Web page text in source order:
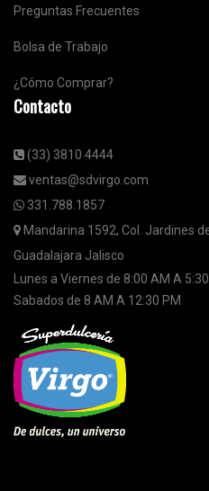
Preguntas Frecuentes
Bolsa de Trabajo
¿Cómo Comprar?
Contacto
(33) 3810 4444
ventas@sdvirgo.com
331.788.1857
Mandarina 1592, Col. Jardines
Guadalajara Jalisco
Lunes a Viernes de 8:00 AM A
Sabados de 8 AM A 12:30 PM